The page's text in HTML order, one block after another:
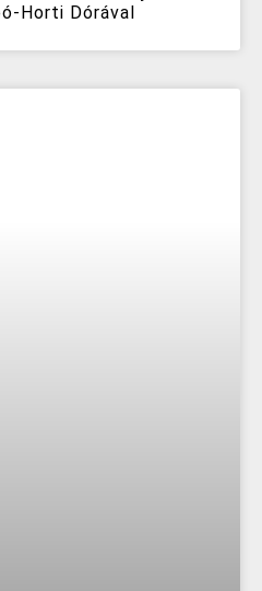
Horti Dórával